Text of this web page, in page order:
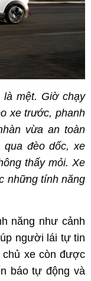
là mệt. Giờ chạy
xe trước, phanh
vừa an toàn
qua đèo dốc, xe
thấy mỏi. Xe
những tính năng
năng như cảnh
người lái tự tin
chủ xe còn được
báo tự động và